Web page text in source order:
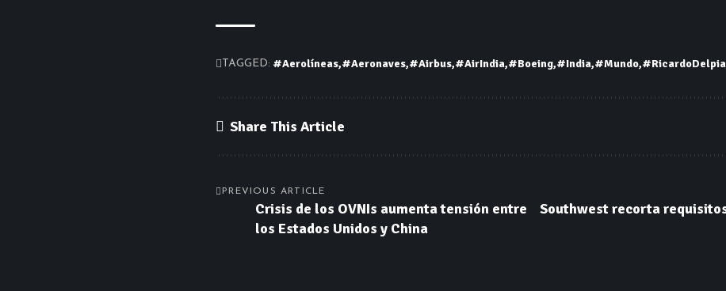
TAGGED: #Aerolíneas #Aeronaves #Airbus #AirIndia #Boeing #India #Mundo
Share This Article
PREVIOUS ARTICLE
Crisis de los OVNIs aumenta tensión entre
los Estados Unidos y China
Southwest recorta